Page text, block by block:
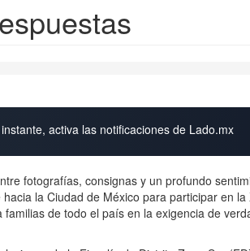
activa las notificaciones de Lado.mx
fotografías, consignas y un profundo
la Ciudad de México para participar en
familias de todo el país en la exigencia de